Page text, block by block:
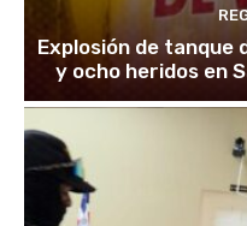
Explosión de tanque
y ocho heridos en